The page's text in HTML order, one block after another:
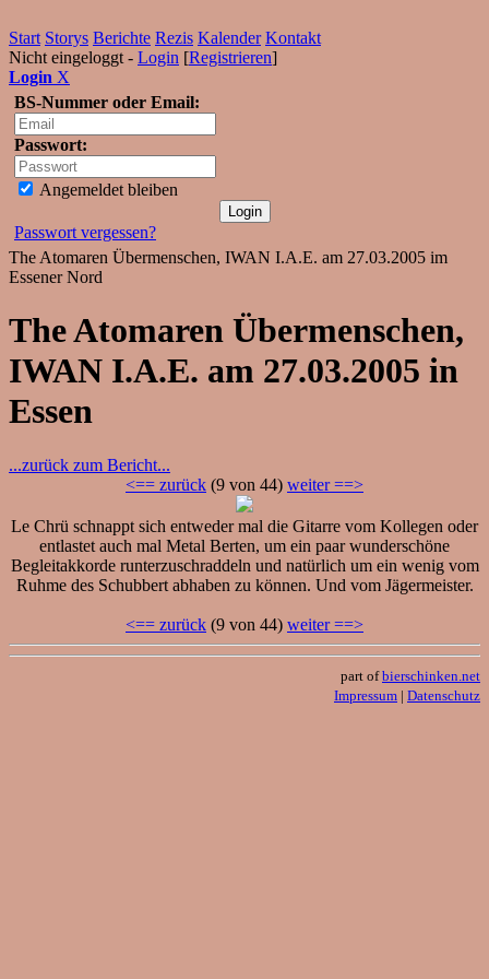
Start Storys Berichte Rezis Kalender Kontakt
Nicht eingeloggt - Login [Registrieren]
Login X
BS-Nummer oder Email:
Passwort:
Angemeldet bleiben
Passwort vergessen?
The Atomaren Übermenschen, IWAN I.A.E. am 27.03.2005 im
Essener Nord
The Atomaren Übermenschen,
IWAN I.A.E. am 27.03.2005 in
Essen
...zurück zum Bericht...
<== zurück (9 von 44) weiter ==>
Le Chrü schnappt sich entweder mal die Gitarre vom Kollegen oder
entlastet auch mal Metal Berten, um ein paar wunderschöne
Begleitakkorde runterzuschraddeln und natürlich um ein wenig vom
Ruhme des Schubbert abhaben zu können. Und vom Jägermeister.
<== zurück (9 von 44) weiter ==>
part ofbierschinken.net
Impressum | Datenschutz